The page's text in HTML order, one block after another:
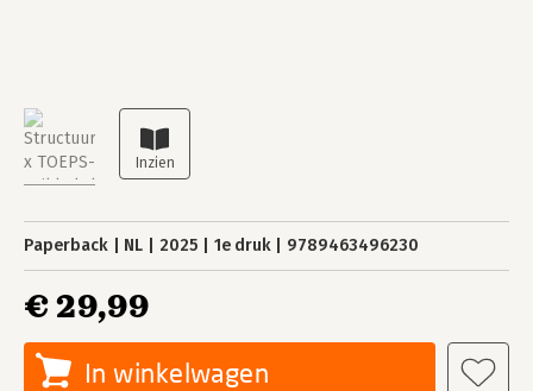
Paperback NL 2025 1e druk 9789463496230
€ 29,99
In winkelwagen